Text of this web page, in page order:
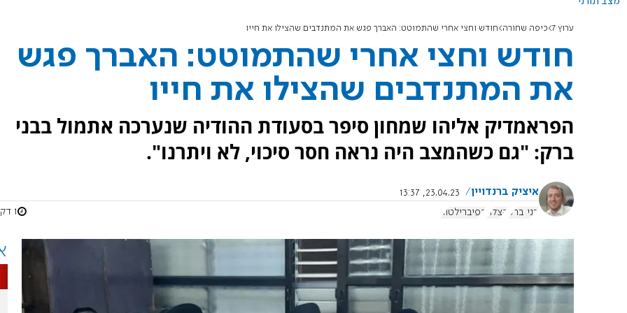
ערוץ 7 כיפה שחורה חודש וחצי אחרי שהתמוטט: האברך פגש את המתנדבים שהצילו את חייו
חודש וחצי אחרי שהתמוטט: האברך פגש
את המתנדבים שהצילו את חייו
הפראמדיק אליהו שמחון סיפר בסעודת ההודיה שנערכה אתמול בבני
ברק: "גם כשהמצב היה נראה חסר סיכוי, לא ויתרנו".
איציק ברנדויין
23.04.23, 13:37
בני ברק הצלה דפיברילטור 1 דקות